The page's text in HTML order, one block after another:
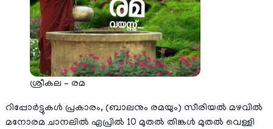
ശ്രീകല – രമ
റിപ്പോർട്ടുകൾ പ്രകാരം, (ബാലനും രമയും) സീരിയൽ മഴവിൽ
മനോരമ ചാനലിൽ ഏപ്രിൽ 10 മുതല്‍ തിങ്കള്‍ മുതല്‍ വെള്ളി